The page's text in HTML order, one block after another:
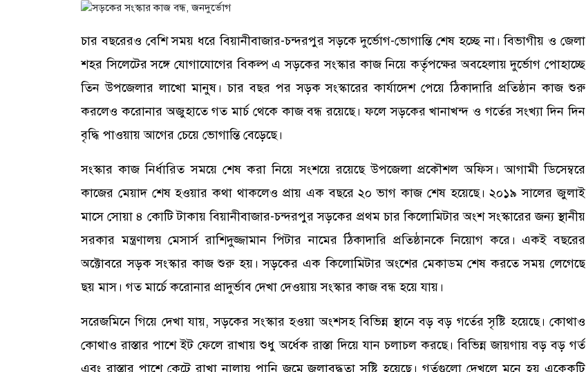
চার বছরেরও বেশি সময় ধরে বিয়ানীবাজার-চন্দরপুর সড়কে দুর্ভোগ-ভোগান্তি শেষ হচ্ছে না। বিভাগীয় ও জেলা
শহর সিলেটের সঙ্গে যোগাযোগের বিকল্প এ সড়কের সংস্কার কাজ নিয়ে কর্তৃপক্ষের অবহেলায় দুর্ভোগ পোহাচ্ছে
তিন উপজেলার লাখো মানুষ। চার বছর পর সড়ক সংস্কারের কার্যাদেশ পেয়ে ঠিকাদারি প্রতিষ্ঠান কাজ শুরু
করলেও করোনার অজুহাতে গত মার্চ থেকে কাজ বন্ধ রয়েছে। ফলে সড়কের খানাখন্দ ও গর্তের সংখ্যা দিন দিন
বৃদ্ধি পাওয়ায় আগের চেয়ে ভোগান্তি বেড়েছে।
সংস্কার কাজ নির্ধারিত সময়ে শেষ করা নিয়ে সংশয়ে রয়েছে উপজেলা প্রকৌশল অফিস। আগামী ডিসেম্বরে
কাজের মেয়াদ শেষ হওয়ার কথা থাকলেও প্রায় এক বছরে ২০ ভাগ কাজ শেষ হয়েছে। ২০১৯ সালের জুলাই
মাসে সোয়া ৪ কোটি টাকায় বিয়ানীবাজার-চন্দরপুর সড়কের প্রথম চার কিলোমিটার অংশ সংস্কারের জন্য স্থানীয়
সরকার মন্ত্রণালয় মেসার্স রাশিদুজ্জামান পিটার নামের ঠিকাদারি প্রতিষ্ঠানকে নিয়োগ করে। একই বছরের
অক্টোবরে সড়ক সংস্কার কাজ শুরু হয়। সড়কের এক কিলোমিটার অংশের মেকাডম শেষ করতে সময় লেগেছে
ছয় মাস। গত মার্চে করোনার প্রাদুর্ভাব দেখা দেওয়ায় সংস্কার কাজ বন্ধ হয়ে যায়।
সরেজমিনে গিয়ে দেখা যায়, সড়কের সংস্কার হওয়া অংশসহ বিভিন্ন স্থানে বড় বড় গর্তের সৃষ্টি হয়েছে। কোথাও
কোথাও রাস্তার পাশে ইট ফেলে রাখায় শুধু অর্ধেক রাস্তা দিয়ে যান চলাচল করছে। বিভিন্ন জায়গায় বড় বড় গর্ত
এবং রাস্তার পাশে কেটে রাখা নালায় পানি জমে জলাবদ্ধতা সৃষ্টি হয়েছে। গর্তগুলো দেখলে মনে হয় একেকটি